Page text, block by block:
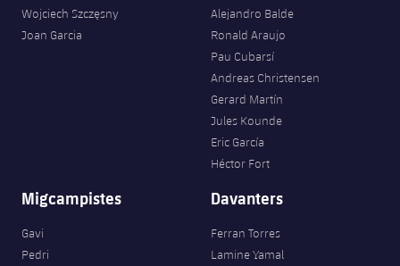
Serveis Mèdics
Acreditacions
SUB8 B
Fotos
Fotos
Infantil A
Entrades
Fotos
Calendari
Actualitat
Campus Verano
Barça Atlètic
plusicon
més
Wojciech Szczęsny
Joan Garcia
Alejandro Balde
Ronald Araujo
Pau Cubarsí
Andreas Christensen
Gerard Martín
Jules Kounde
Eric García
Héctor Fort
Migcampistes
Gavi
Pedri
Davanters
Ferran Torres
Lamine Yamal